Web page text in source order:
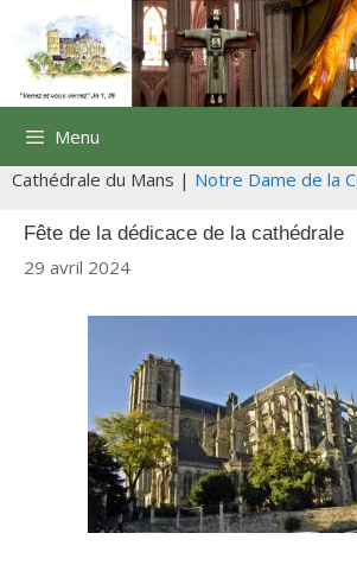
contenu
Menu
Cathédrale du Mans | Notre Dame de la
Fête de la dédicace de la cathédrale
29 avril 2024